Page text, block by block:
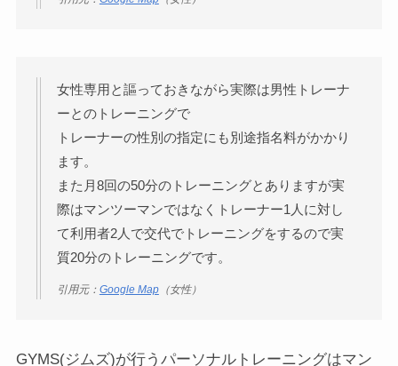
女性専用と謳っておきながら実際は男性トレーナ
ーとのトレーニングで
トレーナーの性別の指定にも別途指名料がかかり
ます。
また月8回の50分のトレーニングとありますが実
際はマンツーマンではなくトレーナー1人に対し
て利用者2人で交代でトレーニングをするので実
質20分のトレーニングです。
引用元： Google Map（女性）
GYMS(ジムズ)が行うパーソナルトレーニングはマン